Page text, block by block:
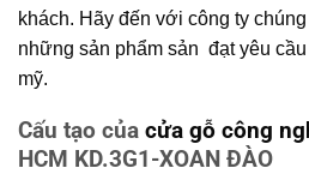
khách. Hãy đến với công ty
những sản phẩm sản đạt yêu
mỹ.
Cấu tạo của cửa gỗ công
HCM KD.3G1-XOAN ĐÀO